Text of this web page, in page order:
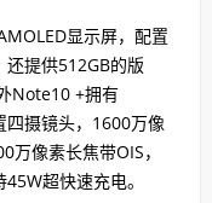
显示屏，配置
提供512GB的版
Note10 +拥有
摄镜头，1600万像
像素长焦带OIS，
超快速充电。